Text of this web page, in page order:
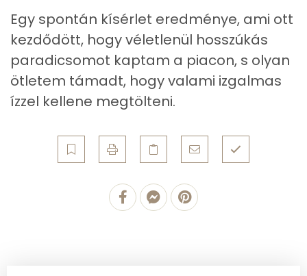
Összesen
Telített zsírsav
2 g
Egyszeresen telítetlen zsírsav:
Többszörösen telítetlen zsírsav
Koleszterin
0 mg
Egy spontán kísérlet eredménye, ami ott
kezdődött, hogy véletlenül hosszúkás
paradicsomot kaptam a piacon, s olyan
ötletem támadt, hogy valami izgalmas
ízzel kellene megtölteni.